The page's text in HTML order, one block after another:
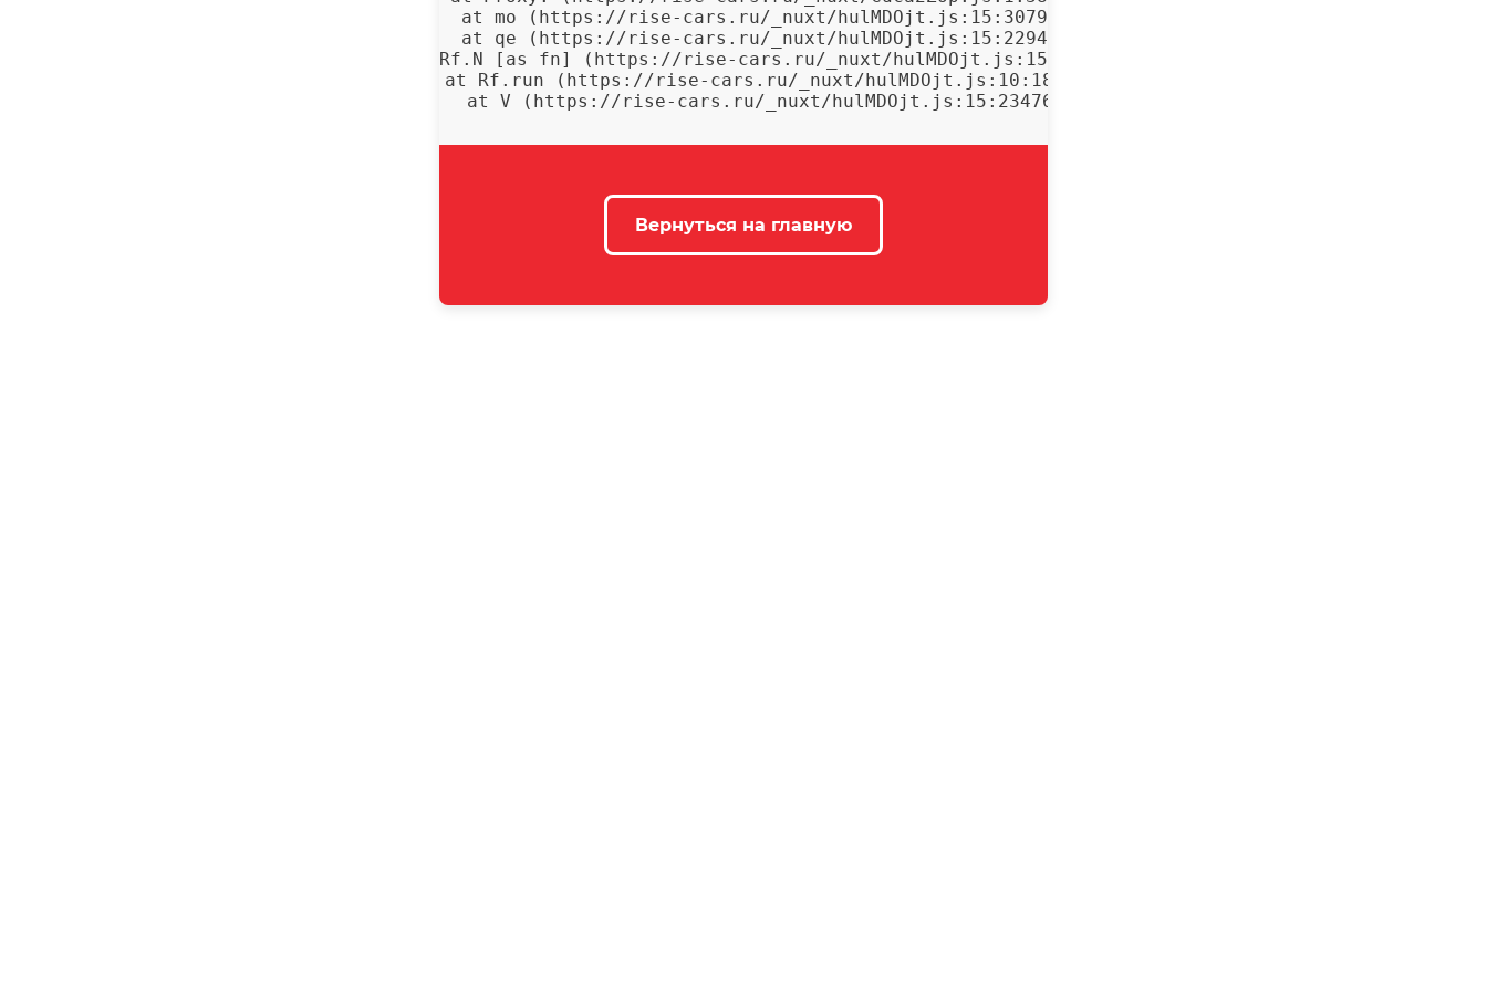
    at mo (https://rise-cars.ru/_nuxt/hulMDOjt.js:15:30797)
    at qe (https://rise-cars.ru/_nuxt/hulMDOjt.js:15:22943)
    at Rf.N [as fn] (https://rise-cars.ru/_nuxt/hulMDOjt.js:15:23023)
    at Rf.run (https://rise-cars.ru/_nuxt/hulMDOjt.js:10:1808)
    at V (https://rise-cars.ru/_nuxt/hulMDOjt.js:15:23476)
Вернуться на главную